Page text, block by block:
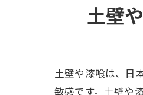
土壁
土壁や漆喰は、日
敏感です。土壁や